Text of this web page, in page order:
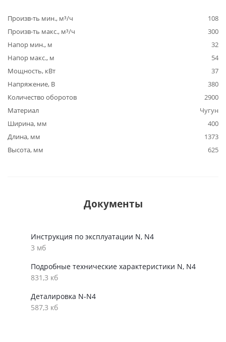
Произв-ть мин., м³/ч
108
Произв-ть макс., м³/ч
300
Напор мин., м
32
Напор макс., м
54
Мощность, кВт
37
Напряжение, В
380
Количество оборотов
2900
Материал
Чугун
Ширина, мм
400
Длина, мм
1373
Высота, мм
625
Документы
Инструкция по эксплуатации N, N4
3 мб
Подробные технические характеристики N, N4
831,3 кб
Деталировка N-N4
587,3 кб